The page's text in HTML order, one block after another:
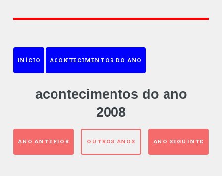
INÍCIO ACONTECIMENTOS DO ANO
acontecimentos do ano
2008
ANO ANTERIOR OUTROS ANOS ANO SEGUINTE